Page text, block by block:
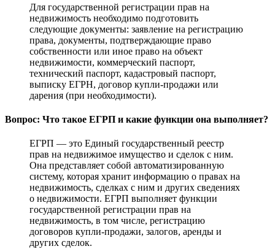
Для государственной регистрации прав на
недвижимость необходимо подготовить
следующие документы: заявление на регистрацию
права, документы, подтверждающие право
собственности или иное право на объект
недвижимости, коммерческий паспорт,
технический паспорт, кадастровый паспорт,
выписку ЕГРН, договор купли-продажи или
дарения (при необходимости).
Вопрос: Что такое ЕГРП и какие функции она выполняет?
ЕГРП — это Единый государственный реестр
прав на недвижимое имущество и сделок с ним.
Она представляет собой автоматизированную
систему, которая хранит информацию о правах на
недвижимость, сделках с ним и других сведениях
о недвижимости. ЕГРП выполняет функции
государственной регистрации прав на
недвижимость, в том числе, регистрацию
договоров купли-продажи, залогов, аренды и
других сделок.